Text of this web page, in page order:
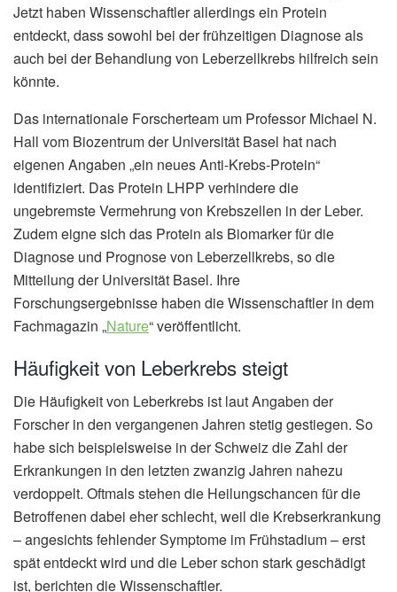
Jetzt haben Wissenschaftler allerdings ein Protein
entdeckt, dass sowohl bei der frühzeitigen Diagnose als
auch bei der Behandlung von Leberzellkrebs hilfreich sein
könnte.
Das internationale Forscherteam um Professor Michael N.
Hall vom Biozentrum der Universität Basel hat nach
eigenen Angaben „ein neues Anti-Krebs-Protein“
identifiziert. Das Protein LHPP verhindere die
ungebremste Vermehrung von Krebszellen in der Leber.
Zudem eigne sich das Protein als Biomarker für die
Diagnose und Prognose von Leberzellkrebs, so die
Mitteilung der Universität Basel. Ihre
Forschungsergebnisse haben die Wissenschaftler in dem
Fachmagazin „Nature“ veröffentlicht.
Häufigkeit von Leberkrebs steigt
Die Häufigkeit von Leberkrebs ist laut Angaben der
Forscher in den vergangenen Jahren stetig gestiegen. So
habe sich beispielsweise in der Schweiz die Zahl der
Erkrankungen in den letzten zwanzig Jahren nahezu
verdoppelt. Oftmals stehen die Heilungschancen für die
Betroffenen dabei eher schlecht, weil die Krebserkrankung
– angesichts fehlender Symptome im Frühstadium – erst
spät entdeckt wird und die Leber schon stark geschädigt
ist, berichten die Wissenschaftler.